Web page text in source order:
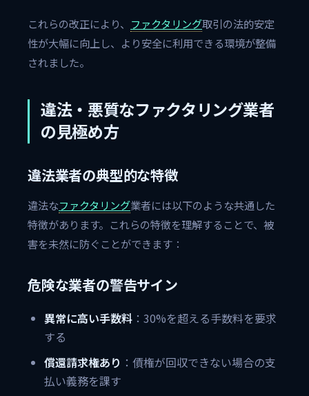
これらの改正により、 ファクタリング取引の法的安定
性が大幅に向上し、より安全に利用できる環境が整備
されました。
違法・悪質なファクタリング業者
の見極め方
違法業者の典型的な特徴
違法なファクタリング業者には以下のような共通した
特徴があります。これらの特徴を理解することで、被
害を未然に防ぐことができます：
危険な業者の警告サイン
異常に高い手数料 ：30%を超える手数料を要求
する
償還請求権あり ：債権が回収できない場合の支
払い義務を課す